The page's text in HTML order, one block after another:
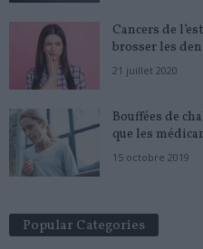
Cancers de
brosser les
21 juillet 2020
Bouffées de
que les
15 octobre 2019
Popular Categories